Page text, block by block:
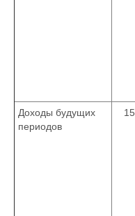
Доходы будущих
периодов